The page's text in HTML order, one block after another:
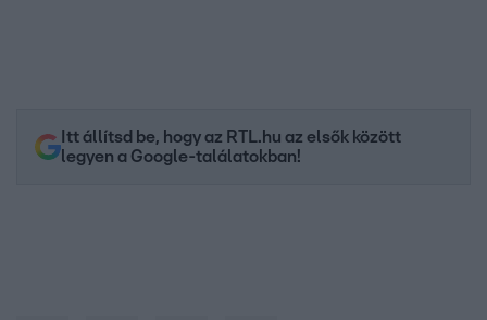
Itt állítsd be, hogy az RTL.hu az elsők között
legyen a Google-találatokban!